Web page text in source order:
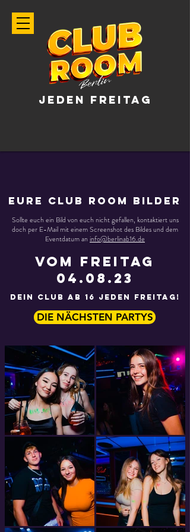
JEDEN FREITAG
EURE CLUB ROOM BILDER
Sollte euch ein Bild von euch nicht gefallen, kontaktiert uns
doch per E-Mail mit einem Screenshot des Bildes und dem
Eventdatum an info@berlinab16.de
VOM FREITAG
04.08.23
DEIN CLUB AB 16 JEDEN FREITAG!
DIE NÄCHSTEN PARTYS